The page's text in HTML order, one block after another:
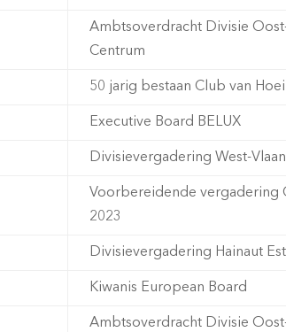
Ambtsoverdracht Divisie
Centrum
50 jarig bestaan Club van Hoei
Executive Board BELUX
Divisievergadering West-
Voorbereidende vergadering
2023
Divisievergadering Hainaut Est
Kiwanis European Board
Ambtsoverdracht Divisie